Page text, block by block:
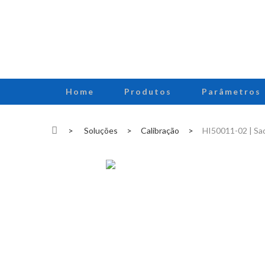
Home Produtos Parâmetros
> Soluções > Calibração > HI50011-02 |